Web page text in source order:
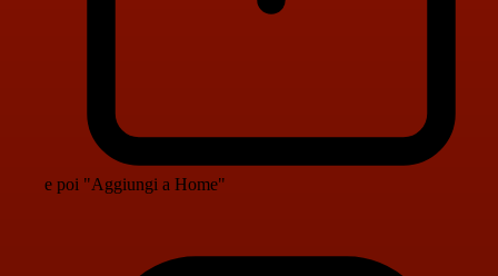
e poi "Aggiungi a Home"